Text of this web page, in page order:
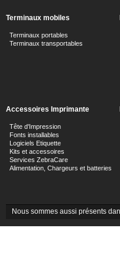
Terminaux mobiles
Terminaux portables
Terminaux transportables
Accessoires Imprimante
Tête d'Impression
Fonts installables
Logiciels Etiquette
Kits et accessoires
Services ZebraCare
Alimentation, Chargeurs et batteries
Nous sommes aussi présents